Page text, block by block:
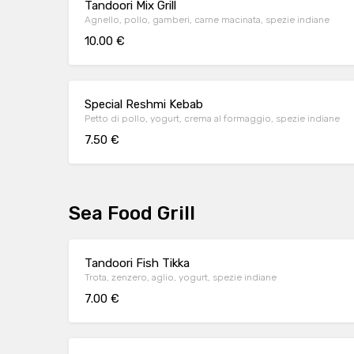
Tandoori Mix Grill
Agnello, pollo, gamberi, carne macinata, spezie indiane
10.00 €
Special Reshmi Kebab
Petto di pollo, yogurt, crema al formaggio, spezie indiane
7.50 €
Sea Food Grill
Tandoori Fish Tikka
Trota, zenzero, aglio, yogurt, spezie indiane
7.00 €